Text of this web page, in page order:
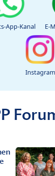
App-Kanal E-
Instagram